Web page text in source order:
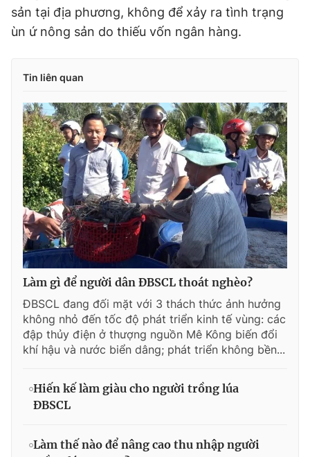
sản tại địa phương, không để xảy ra tình trạng
ùn ứ nông sản do thiếu vốn ngân hàng.
Tin liên quan
Làm gì để người dân ĐBSCL thoát nghèo?
ĐBSCL đang đối mặt với 3 thách thức ảnh hưởng
không nhỏ đến tốc độ phát triển kinh tế vùng: các
đập thủy điện ở thượng nguồn Mê Kông biến đổi
khí hậu và nước biển dâng; phát triển không bền...
Hiến kế làm giàu cho người trồng lúa
ĐBSCL
Làm thế nào để nâng cao thu nhập người